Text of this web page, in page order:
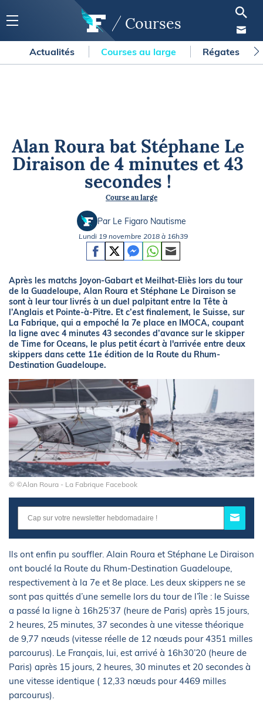
Courses
Actualités Courses au large Régates
Alan Roura bat Stéphane Le
Diraison de 4 minutes et 43
secondes !
Course au large
Par Le Figaro Nautisme
Lundi 19 novembre 2018 à 16h39
Après les matchs Joyon-Gabart et Meilhat-Eliès lors du tour
de la Guadeloupe, Alan Roura et Stéphane Le Diraison se
sont à leur tour livrés à un duel palpitant entre la Tête à
l’Anglais et Pointe-à-Pitre. Et c’est finalement, le Suisse, sur
La Fabrique, qui a empoché la 7e place en IMOCA, coupant
la ligne avec 4 minutes 43 secondes d’avance sur le skipper
de Time for Oceans, le plus petit écart à l'arrivée entre deux
skippers dans cette 11e édition de la Route du Rhum-
Destination Guadeloupe.
© ©Alan Roura - La Fabrique Facebook
Ils ont enfin pu souffler. Alain Roura et Stéphane Le Diraison
ont bouclé la Route du Rhum-Destination Guadeloupe,
respectivement à la 7e et 8e place. Les deux skippers ne se
sont pas quittés d’une semelle lors du tour de l’île : le Suisse
a passé la ligne à 16h25’37 (heure de Paris) après 15 jours,
2 heures, 25 minutes, 37 secondes à une vitesse théorique
de 9,77 nœuds (vitesse réelle de 12 nœuds pour 4351 milles
parcourus). Le Français, lui, est arrivé à 16h30’20 (heure de
Paris) après 15 jours, 2 heures, 30 minutes et 20 secondes à
une vitesse identique ( 12,33 nœuds pour 4469 milles
parcourus).